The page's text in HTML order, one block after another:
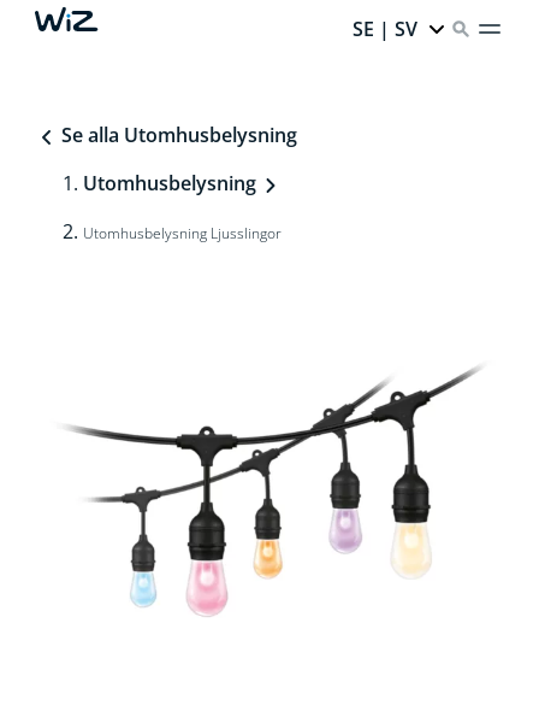
SE | SV
Se alla Utomhusbelysning
Utomhusbelysning
Utomhusbelysning Ljusslingor